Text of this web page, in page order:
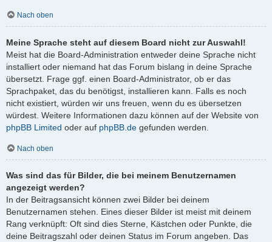
Nach oben
Meine Sprache steht auf diesem Board nicht zur Auswahl!
Meist hat die Board-Administration entweder deine Sprache nicht
installiert oder niemand hat das Forum bislang in deine Sprache
übersetzt. Frage ggf. einen Board-Administrator, ob er das
Sprachpaket, das du benötigst, installieren kann. Falls es noch
nicht existiert, würden wir uns freuen, wenn du es übersetzen
würdest. Weitere Informationen dazu können auf der Website von
phpBB Limited oder auf phpBB.de gefunden werden.
Nach oben
Was sind das für Bilder, die bei meinem Benutzernamen
angezeigt werden?
In der Beitragsansicht können zwei Bilder bei deinem
Benutzernamen stehen. Eines dieser Bilder ist meist mit deinem
Rang verknüpft: Oft sind dies Sterne, Kästchen oder Punkte, die
deine Beitragszahl oder deinen Status im Forum angeben. Das